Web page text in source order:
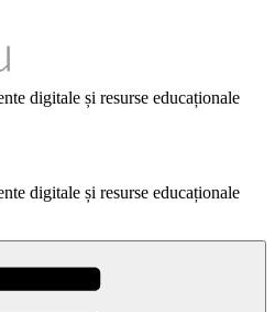
digitale și resurse educaționale
digitale și resurse educaționale